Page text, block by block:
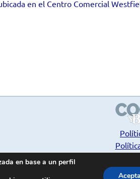
en el Centro Comercial
en base a un perfil